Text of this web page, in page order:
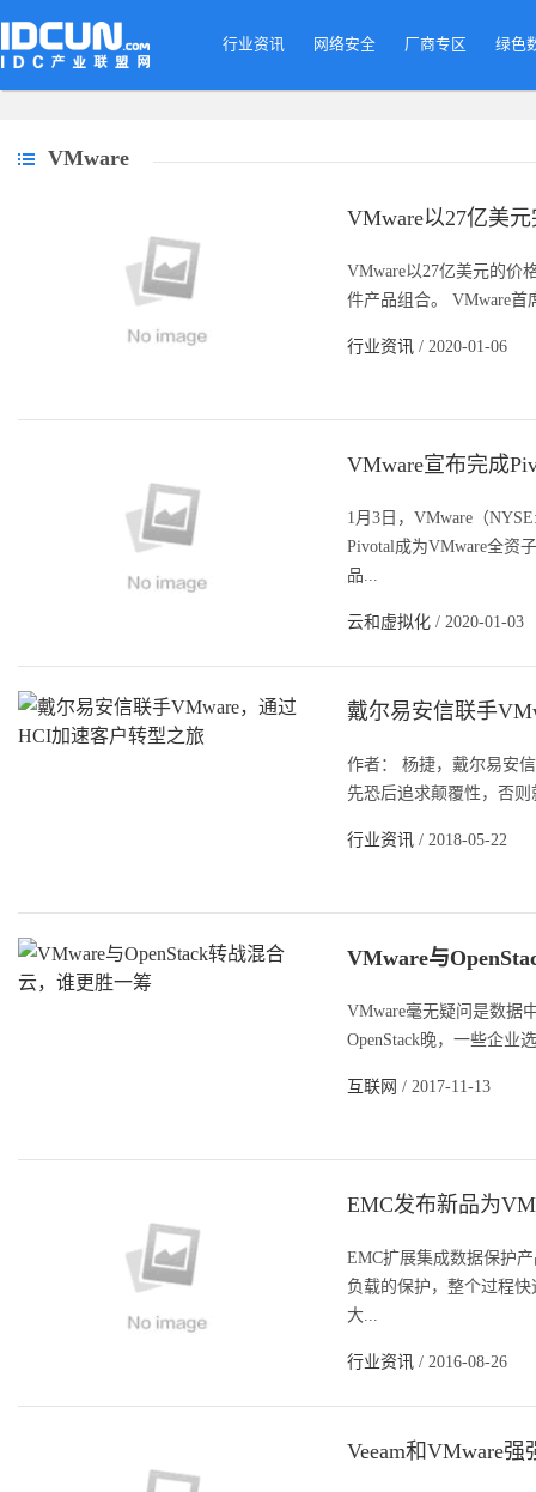
行业资讯 网络安全 厂商专区 绿色
VMware
VMware以27亿美
VMware以27亿美元的价
件产品组合。 VMware首
行业资讯 / 2020-01-06
VMware宣布完成
1月3日，VMware（
Pivotal成为VMware全资
品...
云和虚拟化 / 2020-01-03
戴尔易安信联手
作者： 杨捷，戴尔易安
先恐后追求颠覆性，否
行业资讯 / 2018-05-22
VMware与
VMware毫无疑问是数据
OpenStack晚，一些企业
互联网 / 2017-11-13
EMC发布新品为
EMC扩展集成数据保护
负载的保护，整个过程
大...
行业资讯 / 2016-08-26
Veeam和VMware